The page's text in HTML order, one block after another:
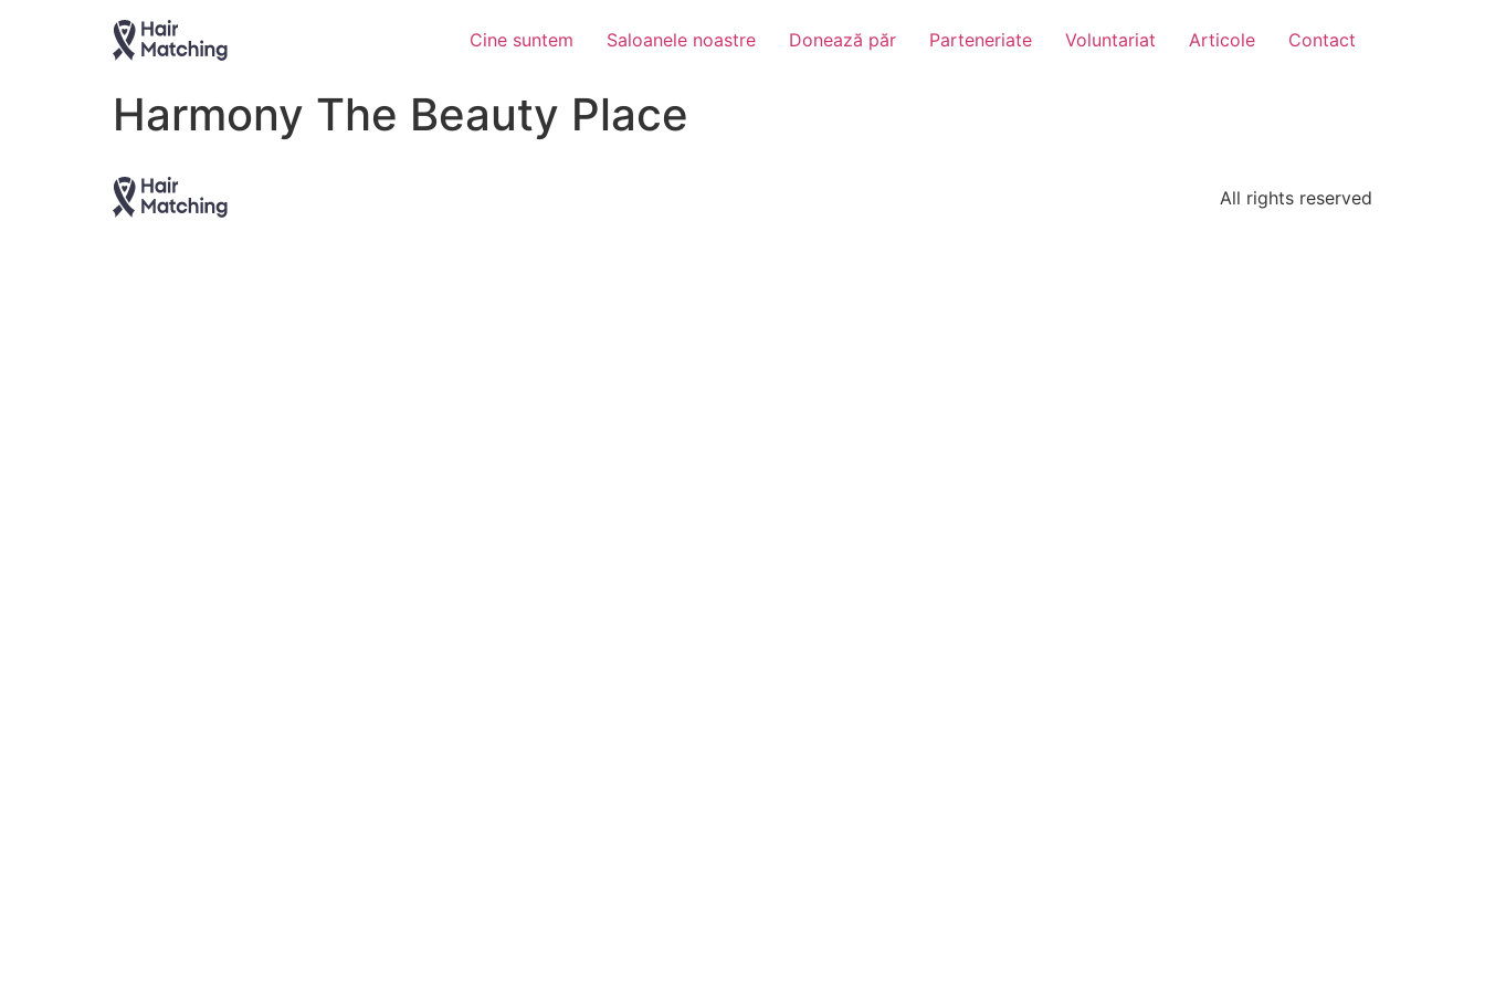
Cine suntem Saloanele noastre Donează păr Parteneriate Voluntariat Articole Contact
Harmony The Beauty Place
All rights reserved